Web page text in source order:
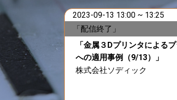
2023-09-13 13:00 ~ 13:25
「配信終了」
「金属３Dプリンタによる
への適用事例（9/13）」
株式会社ソディック